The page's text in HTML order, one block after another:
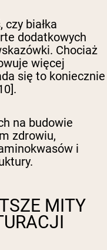
białka
dodatkowych
Chociaż
więcej
się to koniecznie
na budowie
zdrowiu,
i
MITY